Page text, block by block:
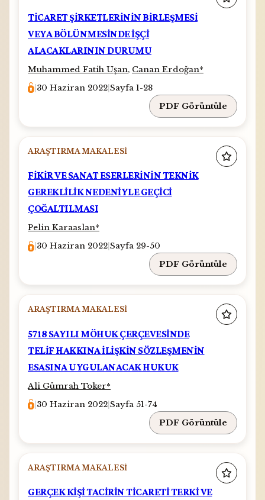
TİCARET ŞİRKETLERİNİN BİRLEŞMESİ
VEYA BÖLÜNMESİNDE İŞÇİ
ALACAKLARININ DURUMU
Muhammed Fatih Uşan, Canan Erdoğan*
30 Haziran 2022 |Sayfa 1-28
PDF Görüntüle
ARAŞTIRMA MAKALESI
FİKİR VE SANAT ESERLERİNİN TEKNİK
GEREKLİLİK NEDENİYLE GEÇİCİ
ÇOĞALTILMASI
Pelin Karaaslan*
30 Haziran 2022 |Sayfa 29-50
PDF Görüntüle
ARAŞTIRMA MAKALESI
5718 SAYILI MÖHUK ÇERÇEVESİNDE
TELİF HAKKINA İLİŞKİN SÖZLEŞMENİN
ESASINA UYGULANACAK HUKUK
Ali Gümrah Toker*
30 Haziran 2022 |Sayfa 51-74
PDF Görüntüle
ARAŞTIRMA MAKALESI
GERÇEK KİŞİ TACİRİN TİCARETİ TERKİ VE